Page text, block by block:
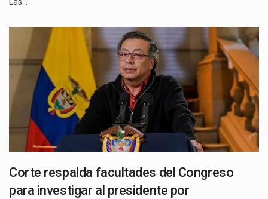
Corte respalda facultades del Congreso
para investigar al presidente por